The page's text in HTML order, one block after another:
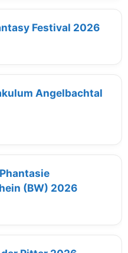
Festival 2026
Angelbachtal
(BW) 2026